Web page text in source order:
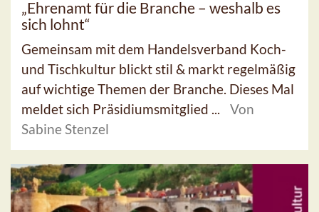
„Ehrenamt für die Branche – weshalb es
sich lohnt“
Gemeinsam mit dem Handelsverband Koch-
und Tischkultur blickt stil & markt regelmäßig
auf wichtige Themen der Branche. Dieses Mal
meldet sich Präsidiumsmitglied ...
Von
Sabine Stenzel